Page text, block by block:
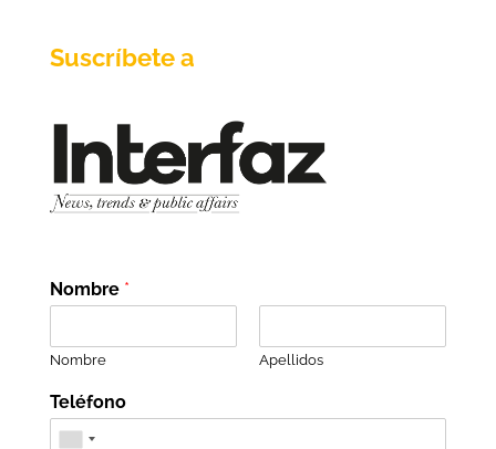
Suscríbete a
Nombre *
Nombre Apellidos
Teléfono